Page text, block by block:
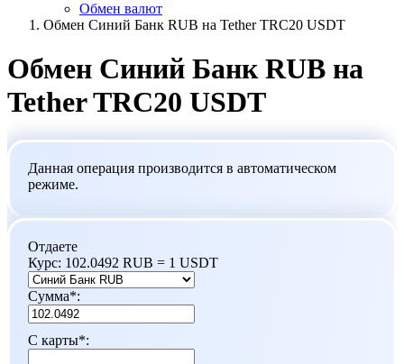
Обмен валют
Обмен Синий Банк RUB на Tether TRC20 USDT
Обмен Синий Банк RUB на
Tether TRC20 USDT
Данная операция производится в автоматическом
режиме.
Отдаете
Курс: 102.0492 RUB = 1 USDT
Сумма*:
С карты*: